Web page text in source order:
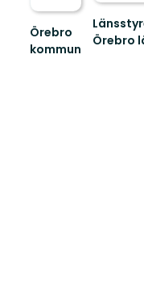
Örebro
kommun
Örebro